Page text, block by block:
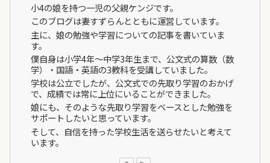
小4の娘を持つ一児の父親ケンジです。
このブログは妻すずらんとともに運営しています。
主に、娘の勉強や学習についての記事を書いていま
す。
僕自身は小学4年～中学3年生まで、公文式の算数（数
学）・国語・英語の3教科を受講していました。
学校は公立でしたが、公文式での先取り学習のおかげ
で、成績では常に上位にいることができました。
娘にも、そのような先取り学習をベースとした勉強を
サポートしたいと思っています。
そして、自信を持った学校生活を送らせたいと考えて
います。